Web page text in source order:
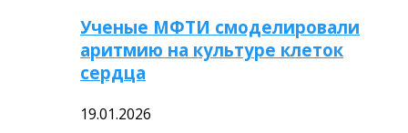
Ученые МФТИ смоделировали
аритмию на культуре клеток
сердца
19.01.2026